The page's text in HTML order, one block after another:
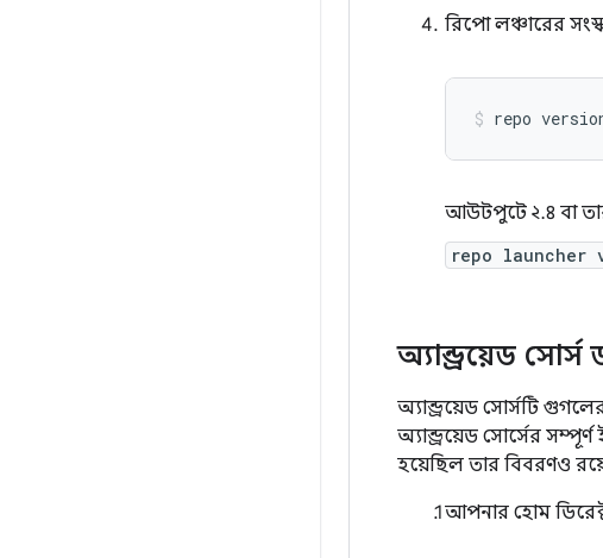
রিপো লঞ্চারের
repo
আউটপুটে ২.৪ বা
repo launcher
অ্যান্ড্রয়েড
অ্যান্ড্রয়েড সোর্সটি
অ্যান্ড্রয়েড সোর্সের
হয়েছিল তার বিবরণও
আপনার হোম